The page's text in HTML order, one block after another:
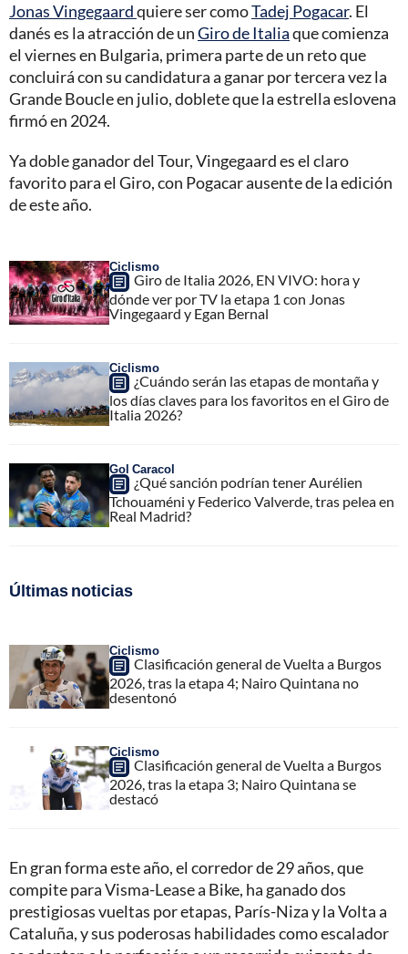
Jonas Vingegaardquiere ser comoTadej Pogacar. El
danés es la atracción de unGiro de Italiaque comienza
el viernes en Bulgaria, primera parte de un reto que
concluirá con su candidatura a ganar por tercera vez la
Grande Boucle en julio, doblete que la estrella eslovena
firmó en 2024.
Ya doble ganador del Tour, Vingegaard es el claro
favorito para el Giro, con Pogacar ausente de la edición
de este año.
Ciclismo
Giro de Italia 2026, EN VIVO: hora y
dónde ver por TV la etapa 1 con Jonas
Vingegaard y Egan Bernal
Ciclismo
¿Cuándo serán las etapas de montaña y
los días claves para los favoritos en el Giro de
Italia 2026?
Gol Caracol
¿Qué sanción podrían tener Aurélien
Tchouaméni y Federico Valverde, tras pelea en
Real Madrid?
Últimas noticias
Ciclismo
Clasificación general de Vuelta a Burgos
2026, tras la etapa 4; Nairo Quintana no
desentonó
Ciclismo
Clasificación general de Vuelta a Burgos
2026, tras la etapa 3; Nairo Quintana se
destacó
En gran forma este año, el corredor de 29 años, que
compite para Visma-Lease a Bike, ha ganado dos
prestigiosas vueltas por etapas, París-Niza y la Volta a
Cataluña, y sus poderosas habilidades como escalador